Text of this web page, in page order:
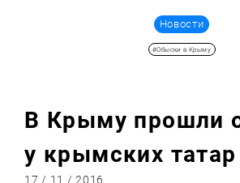
Новости
#Обыски в Крыму
В Крыму прошли
у крымских татар
17 / 11 / 2016